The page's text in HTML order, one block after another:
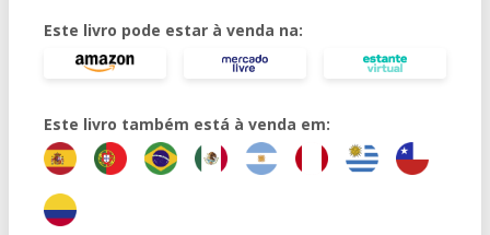
Este livro pode estar à venda na:
Este livro também está à venda em: